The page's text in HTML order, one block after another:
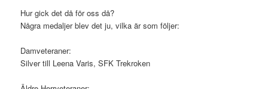
Hur gick det då för oss då?
Några medaljer blev det ju, vilka är som följer:
Damveteraner:
Silver till Leena Varis, SFK Trekroken